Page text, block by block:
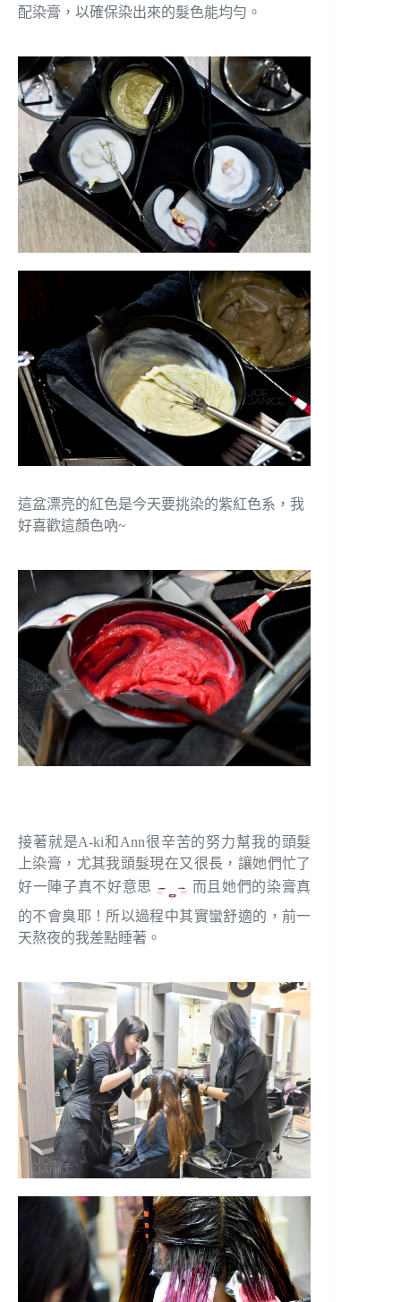
配染膏，以確保染出來的髮色能均勻。
這盆漂亮的紅色是今天要挑染的紫紅色系，我
好喜歡這顏色吶~
接著就是A-ki和Ann很辛苦的努力幫我的頭髮
上染膏，尤其我頭髮現在又很長，讓她們忙了
好一陣子真不好意思
而且她們的染膏真
的不會臭耶！所以過程中其實蠻舒適的，前一
天熬夜的我差點睡著。